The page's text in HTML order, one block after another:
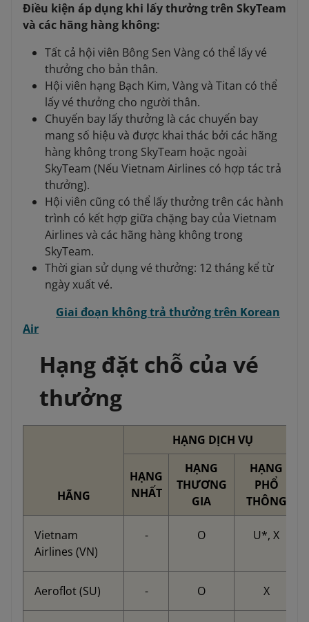
Điều kiện áp dụng khi lấy thưởng trên SkyTeam
và các hãng hàng không:
Tất cả hội viên Bông Sen Vàng có thể lấy vé
thưởng cho bản thân.
Hội viên hạng Bạch Kim, Vàng và Titan có thể
lấy vé thưởng cho người thân.
Chuyến bay lấy thưởng là các chuyến bay
mang số hiệu và được khai thác bởi các hãng
hàng không trong SkyTeam hoặc ngoài
SkyTeam (Nếu Vietnam Airlines có hợp tác trả
thưởng).
Hội viên cũng có thể lấy thưởng trên các hành
trình có kết hợp giữa chặng bay của Vietnam
Airlines và các hãng hàng không trong
SkyTeam.
Thời gian sử dụng vé thưởng: 12 tháng kể từ
ngày xuất vé.
Giai đoạn không trả thưởng trên Korean
Air
Hạng đặt chỗ của vé
thưởng
HÃNG
HẠNG DỊCH VỤ
HẠNG
NHẤT
HẠNG
THƯƠNG
GIA
HẠNG
PHỔ
THÔNG
Vietnam
Airlines (VN)
- O U*, X
Aeroflot (SU) - O X